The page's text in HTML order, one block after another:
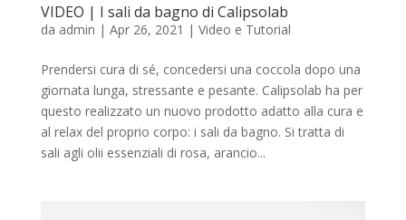
VIDEO | I sali da bagno di Calipsolab
da admin | Apr 26, 2021 | Video e Tutorial
Prendersi cura di sé, concedersi una coccola dopo una
giornata lunga, stressante e pesante. Calipsolab ha per
questo realizzato un nuovo prodotto adatto alla cura e
al relax del proprio corpo: i sali da bagno. Si tratta di
sali agli olii essenziali di rosa, arancio...